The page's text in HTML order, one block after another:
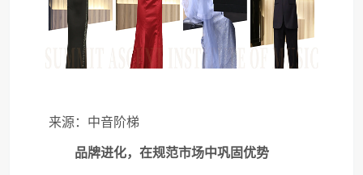
来源：中音阶梯
品牌进化，在规范市场中巩固优势